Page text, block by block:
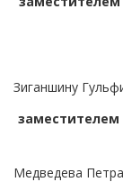
Зиганшину
заместителем
Медведева